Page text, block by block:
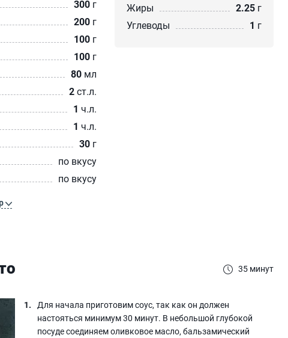
300 г
200 г
100 г
100 г
80 мл
2ст.л.
1 ч.л.
1 ч.л.
30 г
по вкусу
по вкусу
Жиры
2.25 г
Углеводы
1 г
35 минут
Для начала приготовим соус, так как он должен
настояться минимум 30 минут. В небольшой глубокой
посуде соединяем оливковое масло, бальзамический